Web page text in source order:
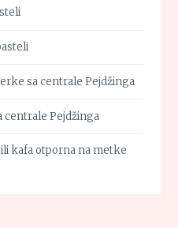
sa centrale Pejdžinga
centrale Pejdžinga
kafa otporna na metke